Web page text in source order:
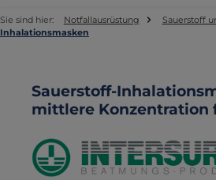
Sie sind hier: Notfallausrüstung
Sauerstoff
Inhalationsmasken
Sauerstoff-
mittlere Konzentration